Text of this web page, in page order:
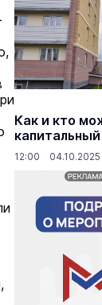
17:00
Как и кто
12:00 04.10.2025